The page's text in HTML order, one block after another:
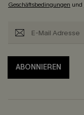
Geschäftsbedingungen und
ABONNIEREN